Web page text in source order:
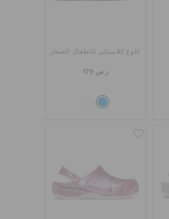
كلوغ كلاسيكي للأطفال الصغار
ر.س 179